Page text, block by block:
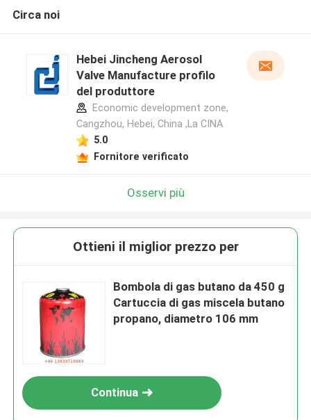
Circa noi
Hebei Jincheng Aerosol
Valve Manufacture profilo
del produttore
Economic development zone,
Cangzhou, Hebei, China ,La CINA
5.0
Fornitore verificato
Osservi più
Ottieni il miglior prezzo per
Bombola di gas butano da 450 g
Cartuccia di gas miscela butano
propano, diametro 106 mm
Continua